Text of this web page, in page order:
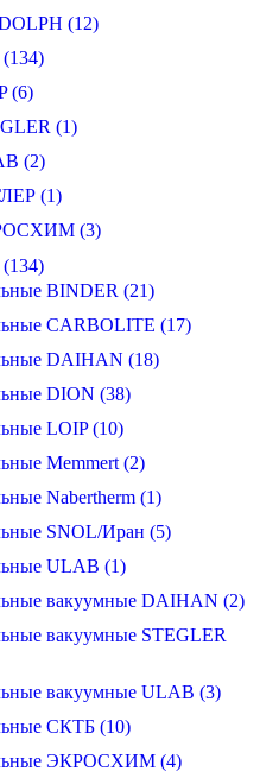
(12)
(6)
(1)
(2)
(1)
(3)
BINDER (21)
CARBOLITE (17)
DAIHAN (18)
DION (38)
LOIP (10)
Memmert (2)
Nabertherm (1)
SNOL/Иран (5)
ULAB (1)
вакуумные DAIHAN (2)
вакуумные STEGLER
вакуумные ULAB (3)
СКТБ (10)
ЭКРОСХИМ (4)